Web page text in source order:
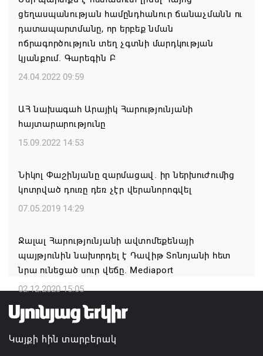
Միասնական աղոթք և Ամենայն Հայոց
Կաթողիկոսի հայրապետական պատգամը
Միածնաէջ Մայր Տաճարում
07.08.2026 19:50
կառավարման համակարգը, որը կար խորհրդային
ժամանակներում, հայտարարել է Ալեքսանդր
Լուկաշենկոն
ՀՀ ԱԱԾ սահմանապահ զորքերի
պատվիրակությունն այցելել է Լիտվայի
07.08.2026 16:57
Գարեգին Բ-ի և եպիսկոպոսների գործով
դատավորն ինքնաբացարկ է հայտնել
07.08.2026 16:55
Թուրքիան, Սաուդյան Արաբիան և Պակիստանը
ցեղասպանության համընդհանուր ճանաչմանն ու
դատապարտմանը, որ երբեք նման
ոճրագործություն տեղ չգտնի մարդկության
կյանքում. Գարեգին Բ
24.04.2022 09:59
ԱՀ նախագահ Արայիկ Հարությունյանի
հայտարարությունը
15.09.2022 14:53
Նիկոլ Փաշինյանը զարմացավ. իր ներխուժումից
կոտրված դուռը դեռ չէր վերանորոգվել
07.05.2019 14:29
Ջալալ Հարությունյանի ավտոմեքենայի
պայթյունին նախորդել է Դավիթ Տոնոյանի հետ
նրա ունեցած սուր վեճը. Mediaport
02.12.2020 15:05
Կայքի հին տարբերակ